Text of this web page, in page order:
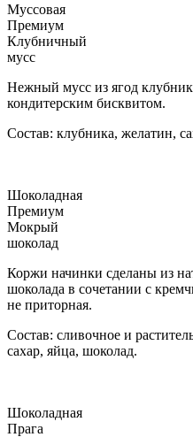
Муссовая
Премиум
Клубничный
мусс
Нежный мусс из ягод
кондитерским бисквитом.
Состав: клубника, желатин,
Шоколадная
Премиум
Мокрый
шоколад
Коржи начинки сделаны из
шоколада в сочетании с
не приторная.
Состав: сливочное и
сахар, яйца, шоколад.
Шоколадная
Прага